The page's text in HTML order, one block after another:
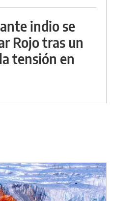
indio se
Rojo tras un
tensión en